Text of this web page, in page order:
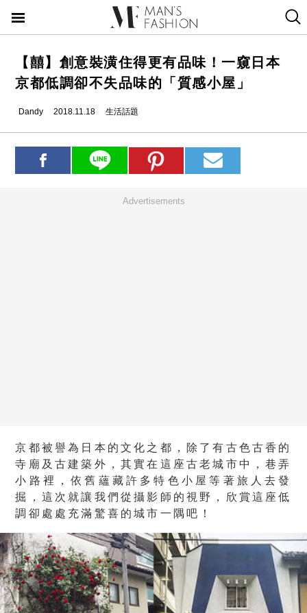
【囍】創意裝潢住得更有品味！一窺日本
京都低調卻不失品味的「質感小屋」
Dandy 2018.11.18 生活話題
Advertisements
京都被譽為日本的文化之都，除了有古色古香的
寺廟及古建築外，其實在這座古老城市中，巷弄
小路裡，依舊蘊藏許多特色小屋等著旅人去發
掘，這次就讓我們從攝影師的視野，欣賞這座低
調卻處處充滿驚喜的城市一隅吧！